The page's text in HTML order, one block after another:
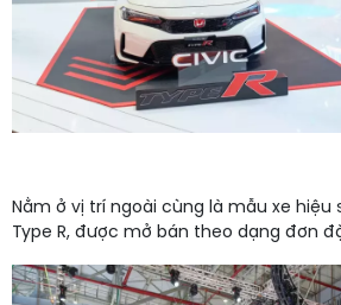
Nằm ở vị trí ngoài cùng là mẫu xe hiệu
Type R, được mở bán theo dạng đơn